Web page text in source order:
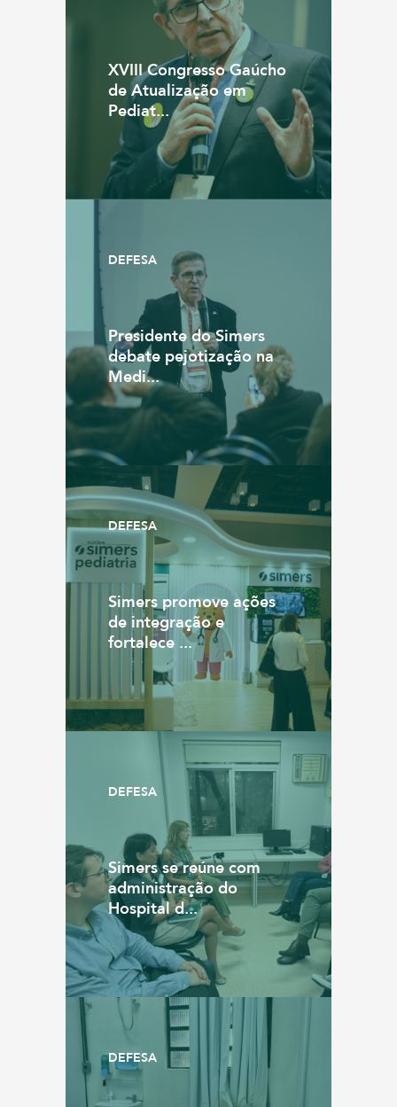
XVIII Congresso Gaúcho
de Atualização em
Pediat...
DEFESA
Presidente do Simers
debate pejotização na
Medi...
DEFESA
Simers promove ações
de integração e
fortalece ...
DEFESA
Simers se reúne com
administração do
Hospital d...
DEFESA